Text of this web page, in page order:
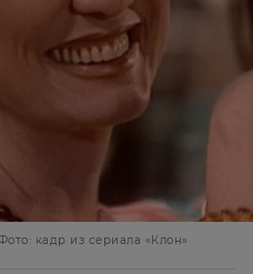
кадр из сериала «Клон»